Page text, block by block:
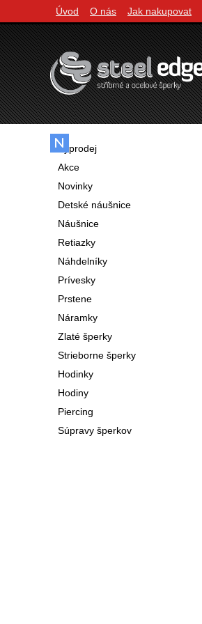
Výprodej
Akce
Novinky
Detské náušnice
Náušnice
Retiazky
Náhdelníky
Prívesky
Prstene
Náramky
Zlaté šperky
Strieborne šperky
Hodinky
Hodiny
Piercing
Súpravy šperkov
Navigácia
Úvod O nás Jak nakupovat